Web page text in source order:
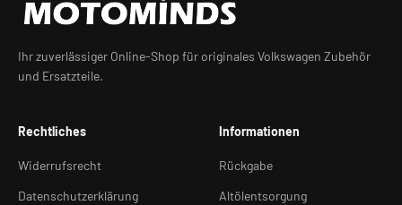
Ihr zuverlässiger Online-Shop für originales Volkswagen Zubehör
und Ersatzteile.
Rechtliches
Widerrufsrecht
Datenschutzerklärung
Informationen
Rückgabe
Altölentsorgung